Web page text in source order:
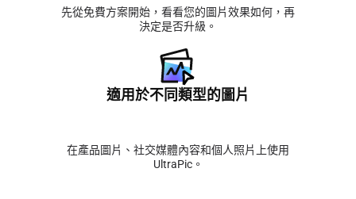
先從免費方案開始，看看您的圖片效果如何，再
決定是否升級。
適用於不同類型的圖片
在產品圖片、社交媒體內容和個人照片上使用
UltraPic。